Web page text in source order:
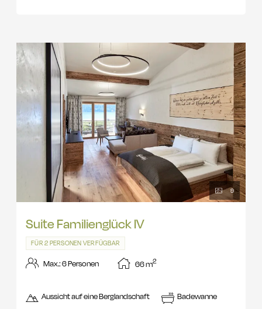
9
Suite Familienglück IV
FÜR 2 PERSONEN VERFÜGBAR
Max.: 6 Personen 66m2
Aussicht auf eine Berglandschaft Badewanne